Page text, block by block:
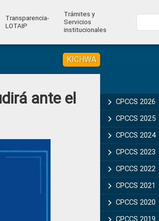
Transparencia-
LOTAIP
Trámites y
Servicios
institucionales
KICHWA
ante el
Sidebar
CPCCS 2026
CPCCS 2025
CPCCS 2024
CPCCS 2023
CPCCS 2022
CPCCS 2021
CPCCS 2020
CPCCS 2019 .